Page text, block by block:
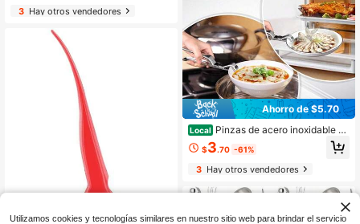
steles
3Hay otros vendedores
Ahorro de $5.70
Local Pinzas de acero inoxidable pa
ra platos calientes para microonda
s, horno y freidora de aire, elevador
de platos y cuencos antideslizante
con almohadillas de silicona, pinza
compacta para bandejas de pizza p
$3.70 -61%
3Hay otros vendedores
Utilizamos cookies y tecnologías similares en nuestro sitio web para brindar el servicio